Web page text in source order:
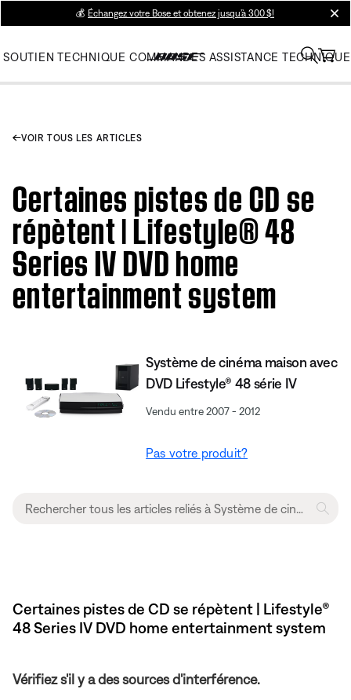
💰 Échangez votre Bose et obtenez jusqu’à 300 $!
SOUTIEN TECHNIQUE COMMANDES ASSISTANCE TECHNIQUE
VOIR TOUS LES ARTICLES
Certaines pistes de CD se
répètent | Lifestyle® 48
Series IV DVD home
entertainment system
Système de cinéma maison avec
DVD Lifestyle® 48 série IV
Vendu entre 2007 - 2012
Pas votre produit?
Certaines pistes de CD se répètent | Lifestyle®
48 Series IV DVD home entertainment system
Vérifiez s'il y a des sources d'interférence.